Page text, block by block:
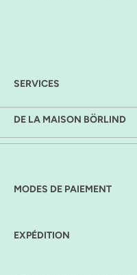
SERVICES
DE LA MAISON BÖRLIND
MODES DE PAIEMENT
EXPÉDITION